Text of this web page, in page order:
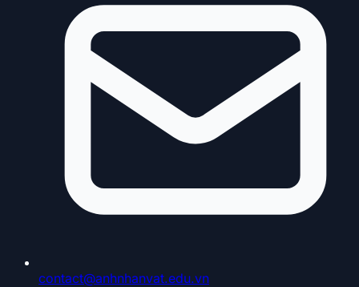
contact@anhnhanvat.edu.vn